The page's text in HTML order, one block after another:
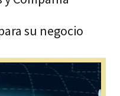
su negocio